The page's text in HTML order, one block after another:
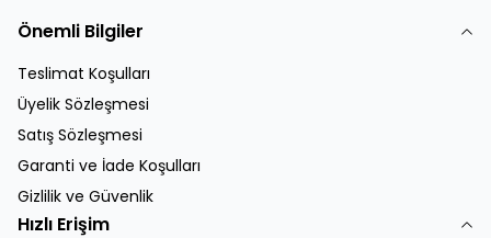
Önemli Bilgiler
Teslimat Koşulları
Üyelik Sözleşmesi
Satış Sözleşmesi
Garanti ve İade Koşulları
Gizlilik ve Güvenlik
Hızlı Erişim